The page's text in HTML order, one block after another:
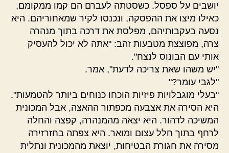
יושבים על ספסל. כשסטתה לעברם הם קמו ממקומם,
כאילו מיצו את ההפסקה, ונכנסו לקיר שמאחוריהם. היא
נסעה בעקבותיהם, מפלסת את דרכה בתוך מנהרה
צרה, מפוצצת מטבעות זהב: "אתה לא יכול להעסיק
אותי עם הבונוס לנצח".
"יש משהו שאת צריכה לדעת", אמר.
"לגבי עומר?"
"בעלי מוגבלויות פיזיות הוכחו כנוחים ביותר להטמעות".
היא הסירה את אצבעה מכפתור ההאצה, אבל המכונית
המשיכה לדהור. היא יצאה מהמנהרה, קפצה והחלה
לרחף בתוך חלל עצום ומואר. היא צפתה בחזרזירה
מסירה את חגורת הבטיחות, יוצאת מהמכונית ונתלית